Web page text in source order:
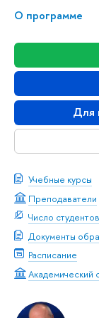
О программе
Для
Учебные курсы
Преподаватели
Число
Документы
Расписание
Академический